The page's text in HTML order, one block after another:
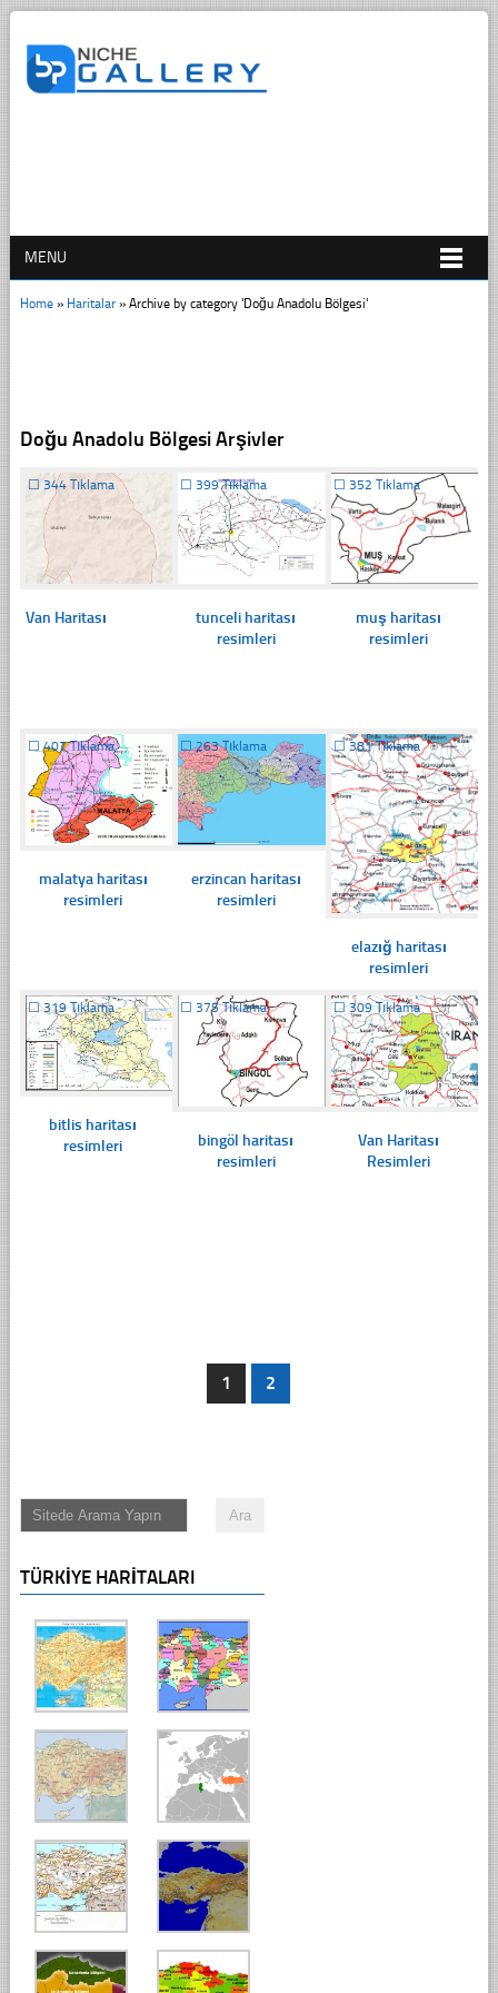
MENU
Home» Haritalar» Archive by category 'Doğu Anadolu Bölgesi'
Doğu Anadolu Bölgesi Arşivler
☐ 344 Tıklama
Van Haritası
☐399 Tıklama
tunceli haritası
resimleri
☐ 352 Tıklama
muş haritası
resimleri
☐407 Tıklama
malatya haritası
resimleri
☐263 Tıklama
erzincan haritası
resimleri
☐ 381 Tıklama
elazığ haritası
resimleri
☐319 Tıklama
bitlis haritası
resimleri
☐375 Tıklama
bingöl haritası
resimleri
☐309 Tıklama
Van Haritası
Resimleri
1 2
TÜRKIYE HARITALARI